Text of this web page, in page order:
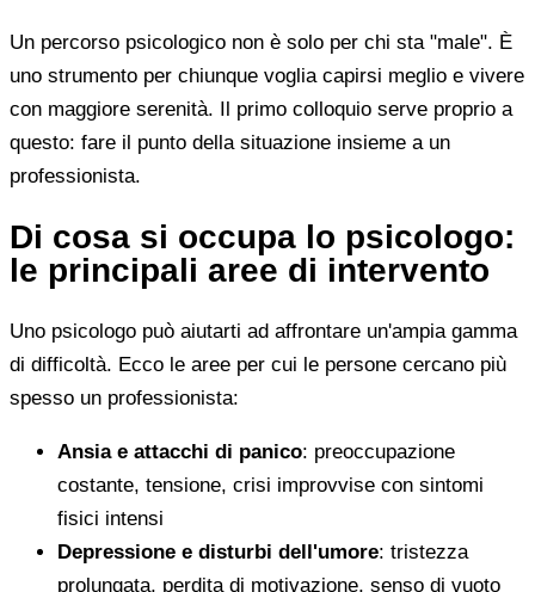
Un percorso psicologico non è solo per chi sta "male". È
uno strumento per chiunque voglia capirsi meglio e vivere
con maggiore serenità. Il primo colloquio serve proprio a
questo: fare il punto della situazione insieme a un
professionista.
Di cosa si occupa lo psicologo:
le principali aree di intervento
Uno psicologo può aiutarti ad affrontare un'ampia gamma
di difficoltà. Ecco le aree per cui le persone cercano più
spesso un professionista:
Ansia e attacchi di panico: preoccupazione
costante, tensione, crisi improvvise con sintomi
fisici intensi
Depressione e disturbi dell'umore: tristezza
prolungata, perdita di motivazione, senso di vuoto